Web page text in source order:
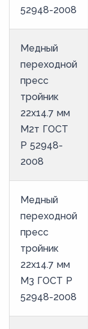
52948-2008
Медный
переходной
пресс
тройник
22х14.7 мм
М2т ГОСТ
Р 52948-
2008
Медный
переходной
пресс
тройник
22х14.7 мм
М3 ГОСТ Р
52948-2008